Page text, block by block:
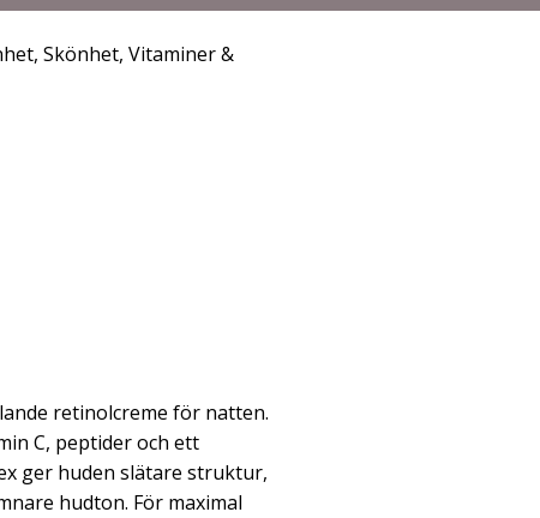
, Skönhet, Vitaminer &
retinolcreme för natten.
C, peptider och ett
ger huden slätare struktur,
hudton. För maximal